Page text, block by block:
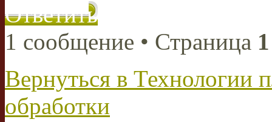
Ответить
1 сообщение • Страница 1
Вернуться в Технологии
обработки